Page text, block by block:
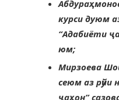
курси дуюм
“Адабиёти
юм;
Мирзоева
сеюм аз
ҷаҳон”